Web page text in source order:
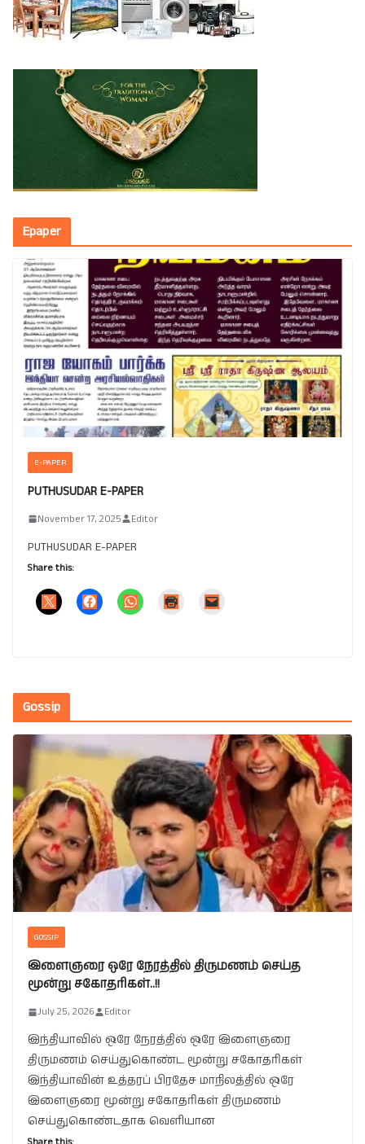
Epaper
E-PAPER
PUTHUSUDAR E-PAPER
November 17, 2025 Editor
PUTHUSUDAR E-PAPER
Share this:
Gossip
GOSSIP
இளைஞரை ஒரே நேரத்தில் திருமணம் செய்த
மூன்று சகோதரிகள்..!!
July 25, 2026 Editor
இந்தியாவில் ஒரே நேரத்தில் ஒரே இளைஞரை
திருமணம் செய்துகொண்ட மூன்று சகோதரிகள்
இந்தியாவின் உத்தரப் பிரதேச மாநிலத்தில் ஒரே
இளைஞரை மூன்று சகோதரிகள் திருமணம்
செய்துகொண்டதாக வெளியான